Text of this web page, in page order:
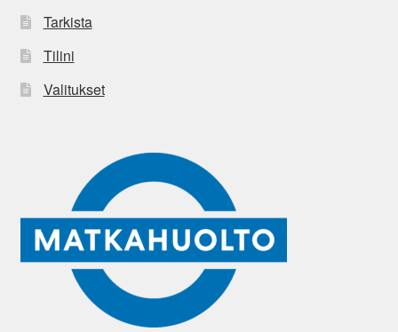
Tarkista
Tilini
Valitukset